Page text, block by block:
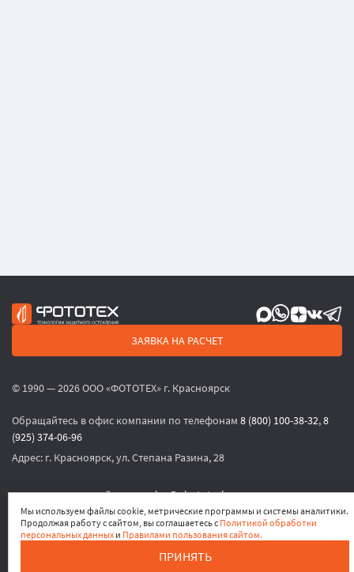
ЗАЯВКА НА РАСЧЕТ
© 1990 — 2026 ООО «ФОТОТЕХ» г. Красноярск
Обращайтесь в офис компании по телефонам 8 (800) 100-38-32,8
(925) 374-06-96
Адрес: г. Красноярск, ул. Степана Разина, 28
или по электронной почтеsales@phototech.ru
Политика конфиденциальности,Согласие на обработку
персональных данных,Согласие на получение рекламных
Мы используем файлы cookie, метрические программы и системы аналитики.
Продолжая работу с сайтом, вы соглашаетесь с Политикой обработки
персональных данных и Правилами пользования сайтом.
ПРИНЯТЬ